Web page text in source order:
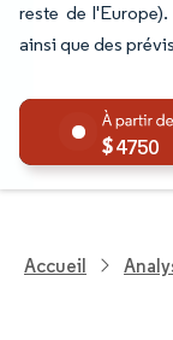
reste de
ainsi que des
4750
Accueil